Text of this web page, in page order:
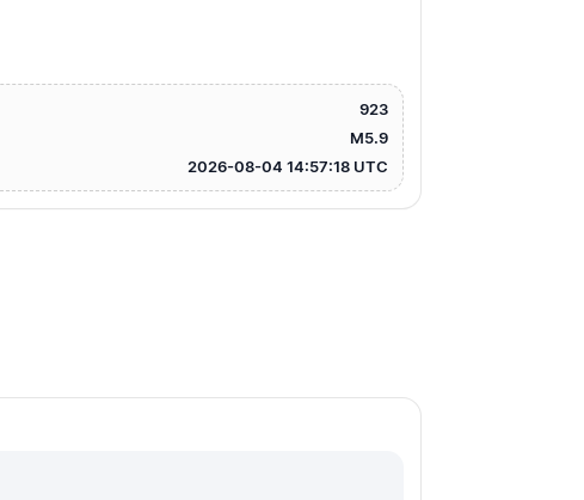
923
M5.9
2026-08-04 14:57:18 UTC